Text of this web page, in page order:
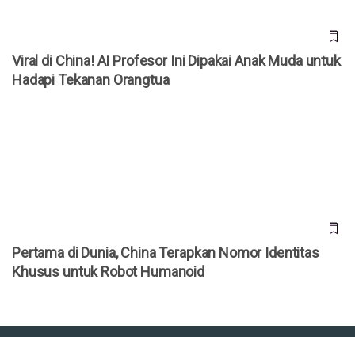
Viral di China! AI Profesor Ini Dipakai Anak Muda untuk
Hadapi Tekanan Orangtua
Pertama di Dunia, China Terapkan Nomor Identitas
Khusus untuk Robot Humanoid